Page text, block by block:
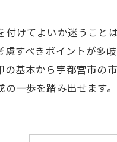
けてよいか迷うこ
すべきポイントが多
基本から宇都宮市の
一歩を踏み出せます。